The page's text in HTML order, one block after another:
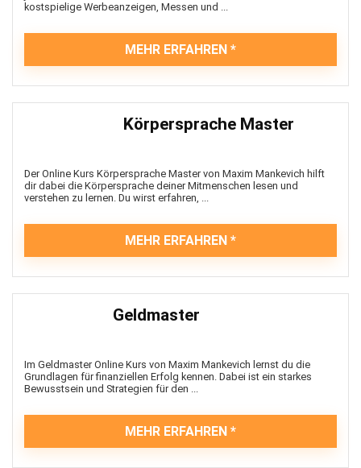
kostspielige Werbeanzeigen, Messen und ...
MEHR ERFAHREN
Körpersprache Master
Der Online Kurs Körpersprache Master von Maxim Mankevich hilft
dir dabei die Körpersprache deiner Mitmenschen lesen und
verstehen zu lernen. Du wirst erfahren, ...
MEHR ERFAHREN
Geldmaster
Im Geldmaster Online Kurs von Maxim Mankevich lernst du die
Grundlagen für finanziellen Erfolg kennen. Dabei ist ein starkes
Bewusstsein und Strategien für den ...
MEHR ERFAHREN